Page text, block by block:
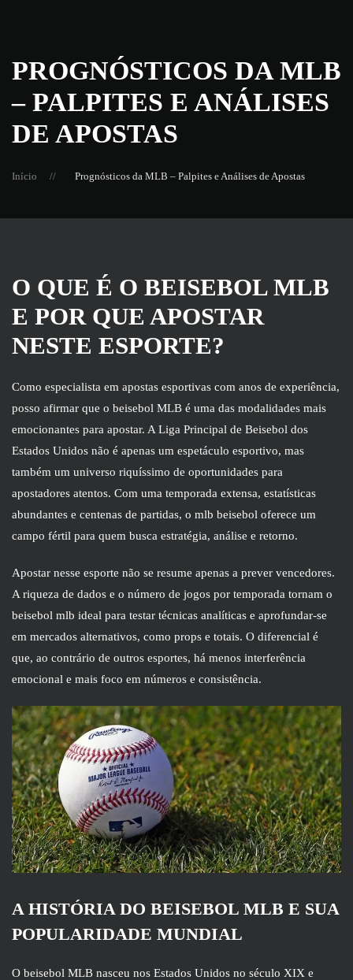
to
main
content
PROGNÓSTICOS DA MLB
– PALPITES E ANÁLISES
DE APOSTAS
Início Prognósticos da MLB – Palpites e Análises de Apostas
O QUE É O BEISEBOL MLB
E POR QUE APOSTAR
NESTE ESPORTE?
Como especialista em apostas esportivas com anos de experiência,
posso afirmar que o beisebol MLB é uma das modalidades mais
emocionantes para apostar. A Liga Principal de Beisebol dos
Estados Unidos não é apenas um espetáculo esportivo, mas
também um universo riquíssimo de oportunidades para
apostadores atentos. Com uma temporada extensa, estatísticas
abundantes e centenas de partidas, o mlb beisebol oferece um
campo fértil para quem busca estratégia, análise e retorno.
Apostar nesse esporte não se resume apenas a prever vencedores.
A riqueza de dados e o número de jogos por temporada tornam o
beisebol mlb ideal para testar técnicas analíticas e aprofundar-se
em mercados alternativos, como props e totais. O diferencial é
que, ao contrário de outros esportes, há menos interferência
emocional e mais foco em números e consistência.
A HISTÓRIA DO BEISEBOL MLB E SUA
POPULARIDADE MUNDIAL
O beisebol MLB nasceu nos Estados Unidos no século XIX e